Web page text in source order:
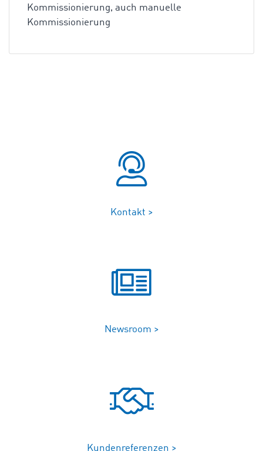
Kommissionierung, auch manuelle
Kommissionierung
Kontakt >
Newsroom >
Kundenreferenzen >